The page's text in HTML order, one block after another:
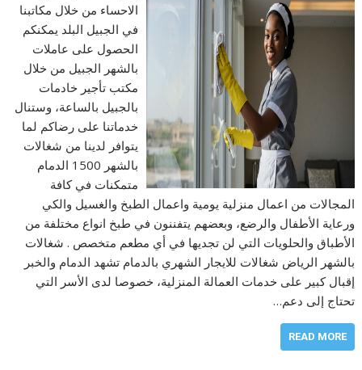
الاحساء من خلال مكاتبنا
في الجبيل البلد يمكنكم
الحصول على عاملات
بالشهر الجبيل من خلال
مكتب تأجير خادمات
بالجبيل بالساعة، وستنال
خدماتنا على رضاكم لما
يتوافر لدينا من شغالات
بالشهر 1500 الدمام
متمكنات في كافة
المجالات من اعمال منزلية يومية واعمال الطبخ والغسيل والكي
ورعاية الأطفال والرضع، وبعضهم يتفننون في طبخ انواع مختلفة من
الأطباق والحلويات التي لن تجديها في أي مطعم متخصص . شغالات
بالشهر الرياض شغالات للايجار الشهري بالدمام تشهد الدمام والخبر
إقبال كبير على خدمات العمالة المنزلية، خصوصا لدى الأسر التي
تحتاج إلى دعم…
READ MORE